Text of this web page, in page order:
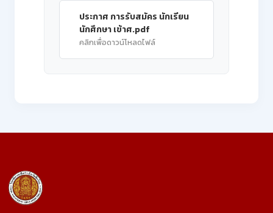
ประกาศ การรับสมัคร นักเรียน
นักศึกษา เข้าศ.pdf
คลิกเพื่อดาวน์โหลดไฟล์